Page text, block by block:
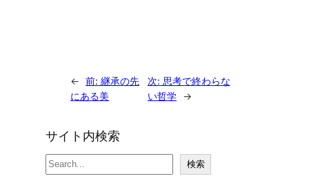
← 前:継承の先
にある美
次: 思考で終わらな
い哲学 →
サイト内検索
検
索
検索